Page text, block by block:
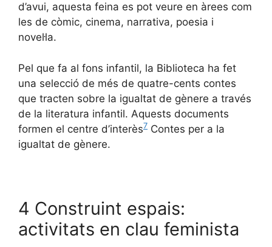
d’avui, aquesta feina es pot veure en àrees com
les de còmic, cinema, narrativa, poesia i
novel·la.
Pel que fa al fons infantil, la Biblioteca ha fet
una selecció de més de quatre-cents contes
que tracten sobre la igualtat de gènere a través
de la literatura infantil. Aquests documents
formen el centre d’interès7 Contes per a la
igualtat de gènere.
4 Construint espais:
activitats en clau feminista